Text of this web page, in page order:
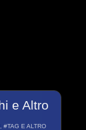
e Altro
#TAG E ALTRO